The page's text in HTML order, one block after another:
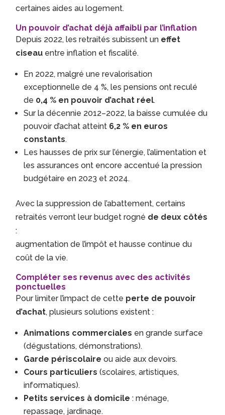
certaines aides au logement.
Un pouvoir d’achat déjà affaibli par l’inflation
Depuis 2022, les retraités subissent un effet
ciseau entre inflation et fiscalité.
En 2022, malgré une revalorisation
exceptionnelle de 4 %, les pensions ont reculé
de 0,4 % en pouvoir d’achat réel.
Sur la décennie 2012–2022, la baisse cumulée du
pouvoir d’achat atteint 6,2 % en euros
constants.
Les hausses de prix sur l’énergie, l’alimentation et
les assurances ont encore accentué la pression
budgétaire en 2023 et 2024.
Avec la suppression de l’abattement, certains
retraités verront leur budget rogné de deux côtés
:
augmentation de l’impôt et hausse continue du
coût de la vie.
Compléter ses revenus avec des activités
ponctuelles
Pour limiter l’impact de cette perte de pouvoir
d’achat, plusieurs solutions existent :
Animations commerciales en grande surface
(dégustations, démonstrations).
Garde périscolaire ou aide aux devoirs.
Cours particuliers (scolaires, artistiques,
informatiques).
Petits services à domicile : ménage,
repassage, jardinage.